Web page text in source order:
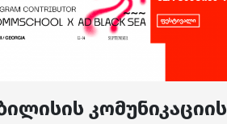
კომუნიკაციის